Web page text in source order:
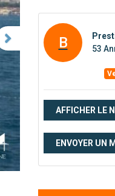
B
53
AFFICHER LE
ENVOYER UN